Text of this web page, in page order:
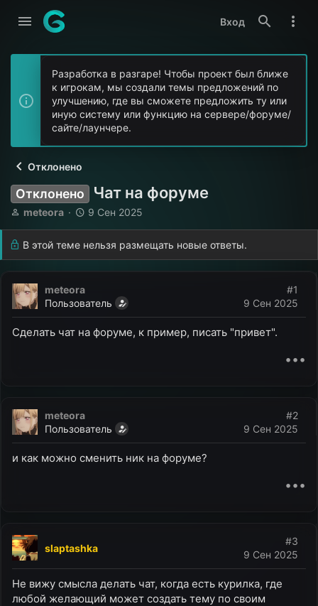
Вход
Разработка в разгаре! Чтобы проект был ближе
к игрокам, мы создали темы предложений по
улучшению, где вы сможете предложить ту или
иную систему или функцию на сервере/форуме/
сайте/лаунчере.
Отклонено
Отклонено Чат на форуме
А
т
о
е
м
ы
meteora
Д
а
а
л
а
9 Сен 2025
В этой теме нельзя размещать новые ответы.
meteora
Пользователь
9 Сен 2025
#1
Сделать чат на форуме, к пример, писать "привет".
•••
meteora
Пользователь
9 Сен 2025
#2
и как можно сменить ник на форуме?
•••
slaptashka
9 Сен 2025
#3
Не вижу смысла делать чат, когда есть курилка, где
любой желающий может создать тему по своим